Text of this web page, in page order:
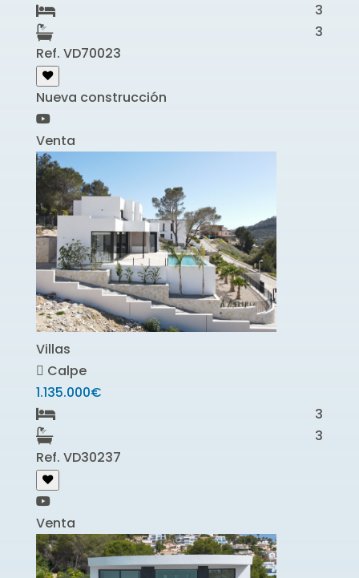
3
3
Ref. VD70023
Nueva construcción
Venta
Villas
Calpe
1.135.000€
3
3
Ref. VD30237
Venta